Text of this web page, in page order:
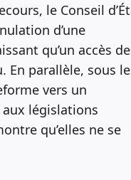
le Conseil
d’une
qu’un accès
En parallèle, sous
vers un
législations
qu’elles ne se